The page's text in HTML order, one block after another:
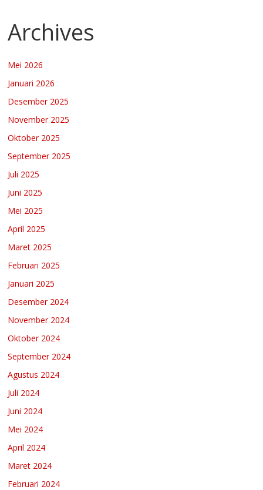
Archives
Mei 2026
Januari 2026
Desember 2025
November 2025
Oktober 2025
September 2025
Juli 2025
Juni 2025
Mei 2025
April 2025
Maret 2025
Februari 2025
Januari 2025
Desember 2024
November 2024
Oktober 2024
September 2024
Agustus 2024
Juli 2024
Juni 2024
Mei 2024
April 2024
Maret 2024
Februari 2024